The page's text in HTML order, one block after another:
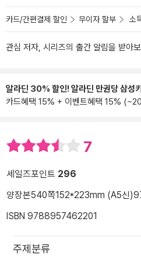
카드/간편결제 할인 무이자 할부 소
관심 저자, 시리즈의 출간 알림을 받아
알라딘 30% 할인! 알라딘 만권당 삼성
카드혜택 15% + 이벤트혜택 15%
7
세일즈포인트 296
양장본540쪽152*223mm (A5신)
ISBN 9788957462201
주제분류